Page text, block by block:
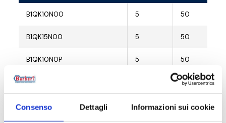
Consenso Dettagli Informazioni sui cookie
B1QK10N00 5 50
B1QK15N00 5 50
B1QK10N0P 5 50
B1QK15N0P 50
B1QK15N0V 10 50